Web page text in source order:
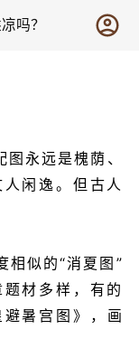
吗？
永远是槐荫、
闲逸。但古人
相似的“消夏图”
材多样，有的
暑宫图》， 画